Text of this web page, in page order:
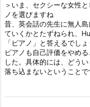
＞いま、セクシーな女性
ノを選びますね
昔、英会話の先生に無人
ていくかとたずねられ、
「ピアノ」と答えるでしょ
ピアノも自己評価をやめ
した。具体的には、どう
落ち込まないということで